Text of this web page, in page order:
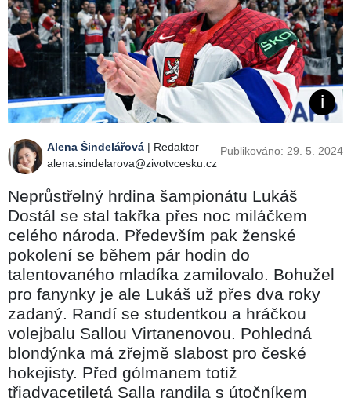
Alena Šindelářová | Redaktor
alena.sindelarova@zivotvcesku.cz
Publikováno: 29. 5. 2024
Neprůstřelný hrdina šampionátu Lukáš
Dostál se stal takřka přes noc miláčkem
celého národa. Především pak ženské
pokolení se během pár hodin do
talentovaného mladíka zamilovalo. Bohužel
pro fanynky je ale Lukáš už přes dva roky
zadaný. Randí se studentkou a hráčkou
volejbalu Sallou Virtanenovou. Pohledná
blondýnka má zřejmě slabost pro české
hokejisty. Před gólmanem totiž
třiadvacetiletá Salla randila s útočníkem